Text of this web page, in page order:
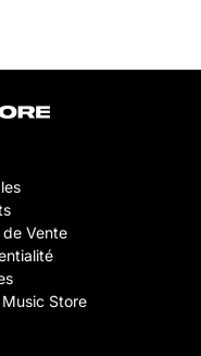
Vente
Store